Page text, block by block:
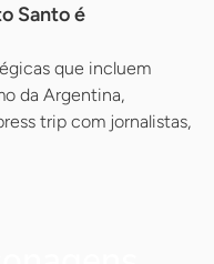
Santo é
que incluem
da Argentina,
trip com jornalistas,